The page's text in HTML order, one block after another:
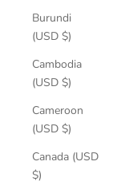
Burundi
(USD $)
Cambodia
(USD $)
Cameroon
(USD $)
Canada (USD
$)